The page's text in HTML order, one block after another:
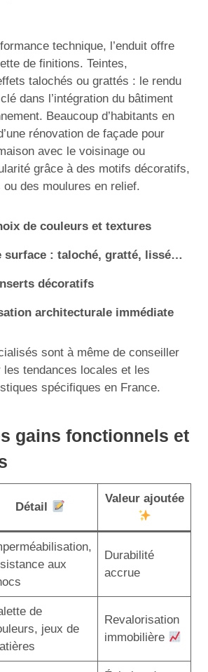
technique, l’enduit offre
de finitions. Teintes,
talochés ou grattés : le rendu
dans l’intégration du bâtiment
Beaucoup d’habitants en
rénovation de façade pour
avec le voisinage ou
grâce à des motifs décoratifs,
des moulures en relief.
de couleurs et textures
surface : taloché, gratté, lissé…
décoratifs
architecturale immédiate
sont à même de conseiller
tendances locales et les
spécifiques en France.
gains fonctionnels et
Détail
Valeur ajoutée
aux
Durabilité
accrue
de
jeux de
Revalorisation
immobilière